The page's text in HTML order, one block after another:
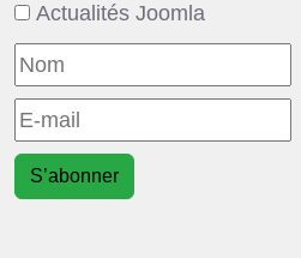
Actualités Joomla
S’abonner